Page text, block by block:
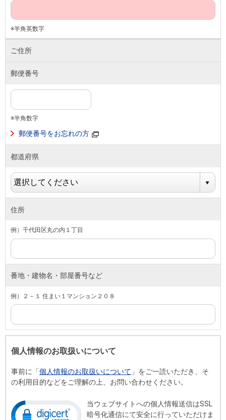
※半角英数字
ご住所
郵便番号
※半角数字
郵便番号をお忘れの方
都道府県
住所
例）千代田区丸の内１丁目
番地・建物名・部屋番号など
例）２－１ 住まい１マンション２０８
個人情報のお取扱いについて
事前に「個人情報のお取扱いについて 」をご一読いただき、そ
の利用目的などをご理解の上、お問い合わせください。
当ウェブサイトへの個人情報送信はSSL
暗号化通信にて安全に行っていただけま